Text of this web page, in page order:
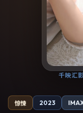
惊悚 2023
千映汇